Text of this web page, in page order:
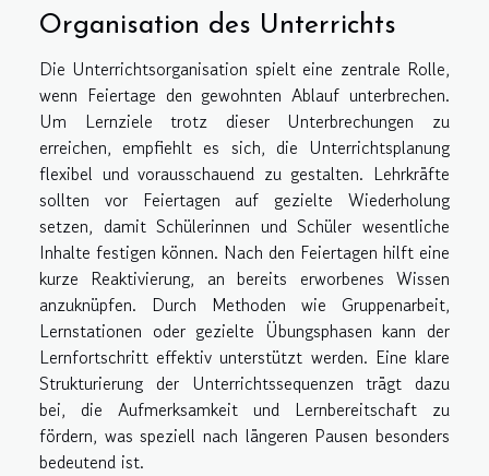
Organisation des Unterrichts
Die Unterrichtsorganisation spielt eine zentrale Rolle,
wenn Feiertage den gewohnten Ablauf unterbrechen.
Um Lernziele trotz dieser Unterbrechungen zu
erreichen, empfiehlt es sich, die Unterrichtsplanung
flexibel und vorausschauend zu gestalten. Lehrkräfte
sollten vor Feiertagen auf gezielte Wiederholung
setzen, damit Schülerinnen und Schüler wesentliche
Inhalte festigen können. Nach den Feiertagen hilft eine
kurze Reaktivierung, an bereits erworbenes Wissen
anzuknüpfen. Durch Methoden wie Gruppenarbeit,
Lernstationen oder gezielte Übungsphasen kann der
Lernfortschritt effektiv unterstützt werden. Eine klare
Strukturierung der Unterrichtssequenzen trägt dazu
bei, die Aufmerksamkeit und Lernbereitschaft zu
fördern, was speziell nach längeren Pausen besonders
bedeutend ist.